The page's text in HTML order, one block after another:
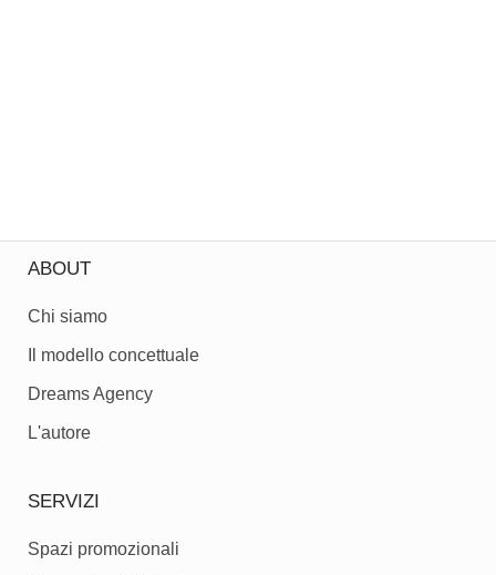
ABOUT
Chi siamo
Il modello concettuale
Dreams Agency
L'autore
SERVIZI
Spazi promozionali